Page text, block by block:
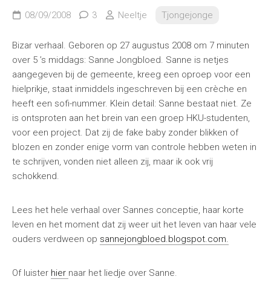
08/09/2008 3 Neeltje Tjongejonge
Bizar verhaal. Geboren op 27 augustus 2008 om 7 minuten
over 5 ’s middags: Sanne Jongbloed. Sanne is netjes
aangegeven bij de gemeente, kreeg een oproep voor een
hielprikje, staat inmiddels ingeschreven bij een crèche en
heeft een sofi-nummer. Klein detail: Sanne bestaat niet. Ze
is ontsproten aan het brein van een groep HKU-studenten,
voor een project. Dat zij de fake baby zonder blikken of
blozen en zonder enige vorm van controle hebben weten in
te schrijven, vonden niet alleen zij, maar ik ook vrij
schokkend.
Lees het hele verhaal over Sannes conceptie, haar korte
leven en het moment dat zij weer uit het leven van haar vele
ouders verdween op sannejongbloed.blogspot.com.
Of luister hier naar het liedje over Sanne.